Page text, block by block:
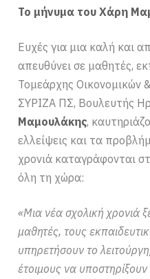
Το μήνυμα του Χάρη
Ευχές για μια καλή και
απευθύνει σε μαθητές,
Τομεάρχης Οικονομικών
ΣΥΡΙΖΑ ΠΣ, Βουλευτής
Μαμουλάκης,
ελλείψεις και τα
χρονιά καταγράφονται
όλη τη χώρα:
«Μια νέα σχολική χρονιά
μαθητές, τους
υπηρετήσουν το
έτοιμους να